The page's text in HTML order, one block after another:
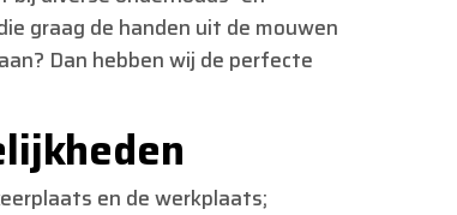
graag de handen uit de mouwen
Dan hebben wij de perfecte
en de werkplaats;